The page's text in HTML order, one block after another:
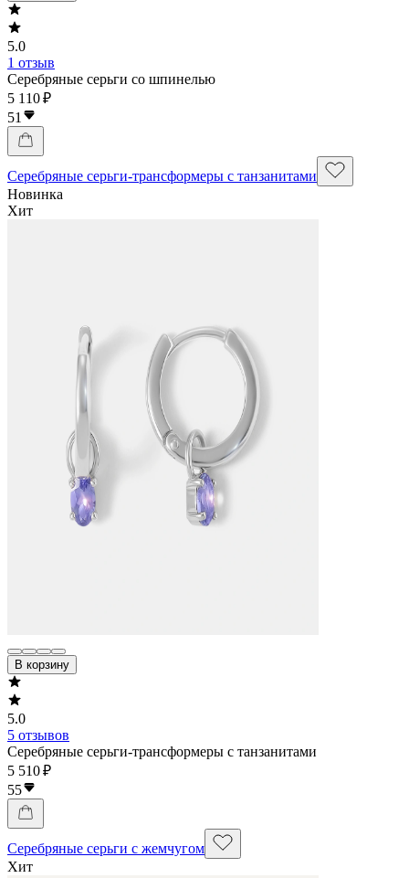
5.0
1 отзыв
Серебряные серьги со шпинелью
5 110 ₽
51
Серебряные серьги-трансформеры с танзанитами
Новинка
Хит
В корзину
5.0
5 отзывов
Серебряные серьги-трансформеры с танзанитами
5 510 ₽
55
Серебряные серьги с жемчугом
Хит